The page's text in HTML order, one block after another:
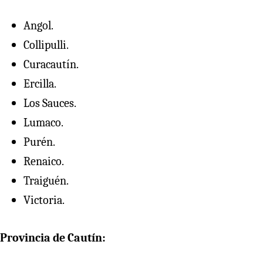
Angol.
Collipulli.
Curacautín.
Ercilla.
Los Sauces.
Lumaco.
Purén.
Renaico.
Traiguén.
Victoria.
Provincia de Cautín: